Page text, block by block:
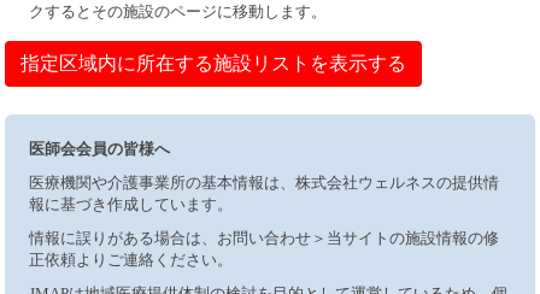
クするとその施設のページに移動します。
指定区域内に所在する施設リストを表示する
医師会会員の皆様へ
医療機関や介護事業所の基本情報は、株式会社ウェルネスの提供情
報に基づき作成しています。
情報に誤りがある場合は、お問い合わせ＞当サイトの施設情報の修
正依頼よりご連絡ください。